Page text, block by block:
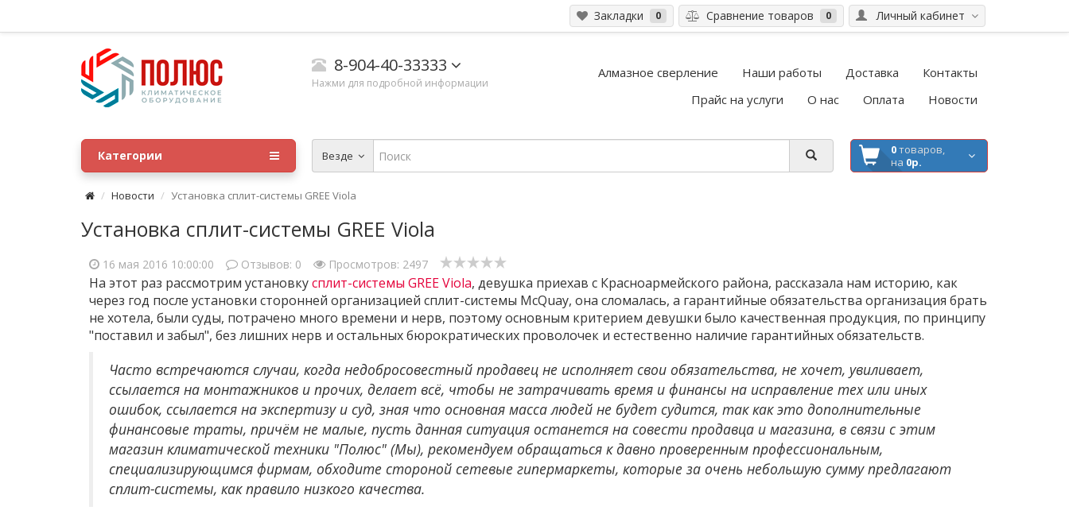
Личный кабинет
Закладки 0 Сравнение товаров 0
8-904-40-33333
Нажми для подробной информации
Алмазное сверление Наши работы Доставка
Контакты
Прайс на услуги
О нас Оплата Новости
Везде 0товаров,
на 0р.
Категории
Новости Установка сплит-системы GREE Viola
Установка сплит-системы GREE Viola
16 мая 2016 10:00:00 Отзывов: 0 Просмотров: 2497
На этот раз рассмотрим установкусплит-системы GREE Viola, девушка приехав с Красноармейского района, рассказала нам историю, как
через год после установки сторонней организацией сплит-системы McQuay, она сломалась, а гарантийные обязательства организация брать
не хотела, были суды, потрачено много времени и нерв, поэтому основным критерием девушки было качественная продукция, по принципу
"поставил и забыл", без лишних нерв и остальных бюрократических проволочек и естественно наличие гарантийных обязательств.
Часто встречаются случаи, когда недобросовестный продавец не исполняет свои обязательства, не хочет, увиливает,
ссылается на монтажников и прочих, делает всё, чтобы не затрачивать время и финансы на исправление тех или иных
ошибок, ссылается на экспертизу и суд, зная что основная масса людей не будет судится, так как это дополнительные
финансовые траты, причём не малые, пусть данная ситуация останется на совести продавца и магазина, в связи с этим
магазин климатической техники "Полюс" (Мы), рекомендуем обращаться к давно проверенным профессиональным,
специализирующимся фирмам, обходите стороной сетевые гипермаркеты, которые за очень небольшую сумму предлагают
сплит-системы, как правило низкого качества.